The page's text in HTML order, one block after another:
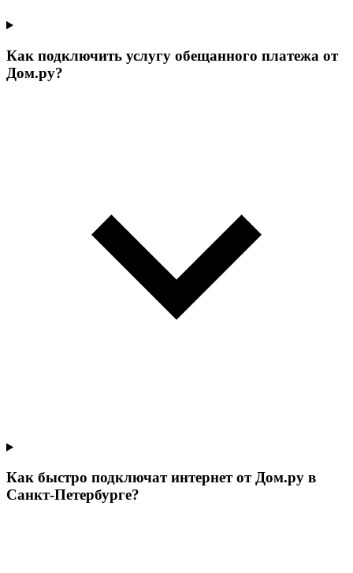
Как подключить услугу обещанного платежа от
Дом.ру?
Как быстро подключат интернет от Дом.ру в
Санкт-Петербурге?